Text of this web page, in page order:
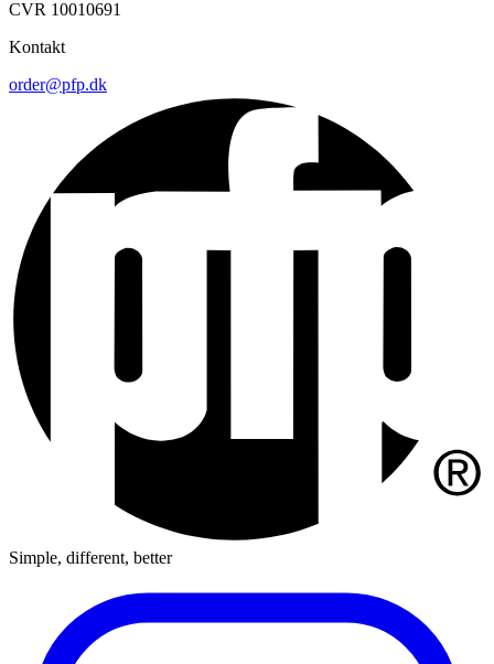
CVR 10010691
Kontakt
order@pfp.dk
Simple, different, better